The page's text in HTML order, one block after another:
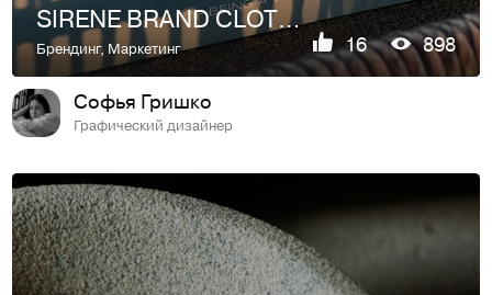
SIRENE BRAND CLOTHES
Брендинг, Маркетинг 16 898
Софья Гришко
Графический дизайнер